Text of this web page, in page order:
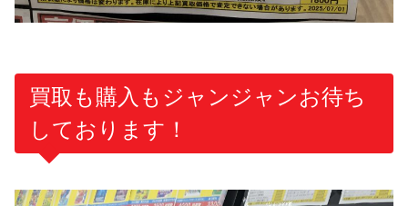
買取も購入もジャンジャンお待ち
しております！